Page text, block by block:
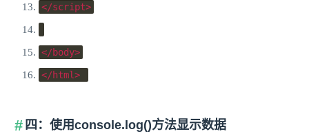
</script>
</body>
</html>
四：使用console.log()方法显示数据